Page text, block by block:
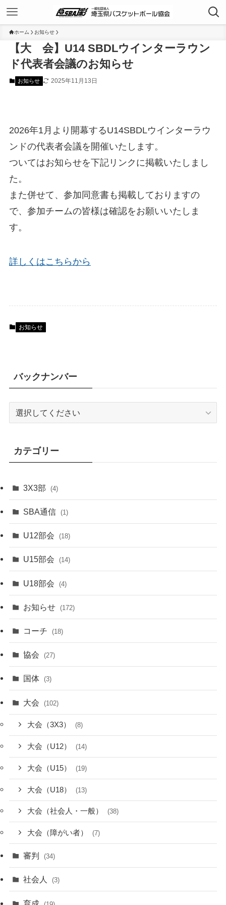
ホーム お知らせ
【大 会】U14 SBDLウインターラウン
ド代表者会議のお知らせ
お知らせ 2025年11月13日
2026年1月より開幕するU14SBDLウインターラウ
ンドの代表者会議を開催いたします。
ついてはお知らせを下記リンクに掲載いたしまし
た。
また併せて、参加同意書も掲載しておりますの
で、参加チームの皆様は確認をお願いいたしま
す。
詳しくはこちらから
お知らせ
バックナンバー
カテゴリー
3X3部 (4)
SBA通信 (1)
U12部会 (18)
U15部会 (14)
U18部会 (4)
お知らせ (172)
コーチ (18)
協会 (27)
国体 (3)
大会 (102)
大会（3X3） (8)
大会（U12） (14)
大会（U15） (19)
大会（U18） (13)
大会（社会人・一般） (38)
大会（障がい者） (7)
審判 (34)
社会人 (3)